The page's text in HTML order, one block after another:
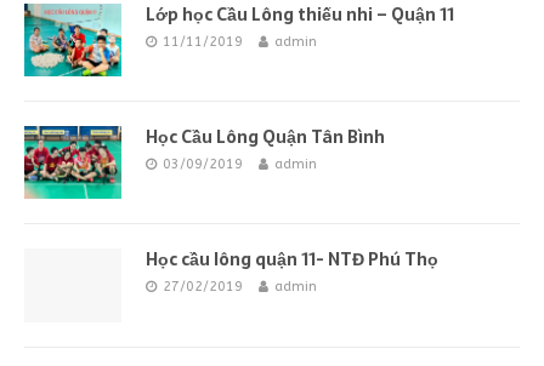
Lớp học Cầu Lông thiếu nhi – Quận 11
11/11/2019 admin
Học Cầu Lông Quận Tân Bình
03/09/2019 admin
Học cầu lông quận 11- NTĐ Phú Thọ
27/02/2019 admin